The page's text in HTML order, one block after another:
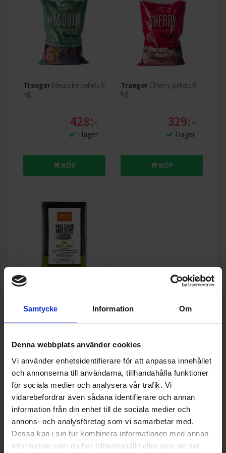
Samtycke Information Om
Denna webbplats använder cookies
Vi använder enhetsidentifierare för att anpassa innehållet
och annonserna till användarna, tillhandahålla funktioner
för sociala medier och analysera vår trafik. Vi
vidarebefordrar även sådana identifierare och annan
information från din enhet till de sociala medier och
annons- och analysföretag som vi samarbetar med.
Dessa kan i sin tur kombinera informationen med annan
information som du har tillhandahållit eller som de har
Traeger Mesquite pellets 9
kg
428:-
I lager
KÖP
Traeger Cherry pellets 9
kg
329:-
I lager
KÖP
TraegerOak Träpellets 9
balanserad smak
I lager
KÖP
Specifikationer